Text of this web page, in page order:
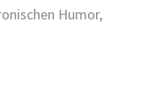
Humor,